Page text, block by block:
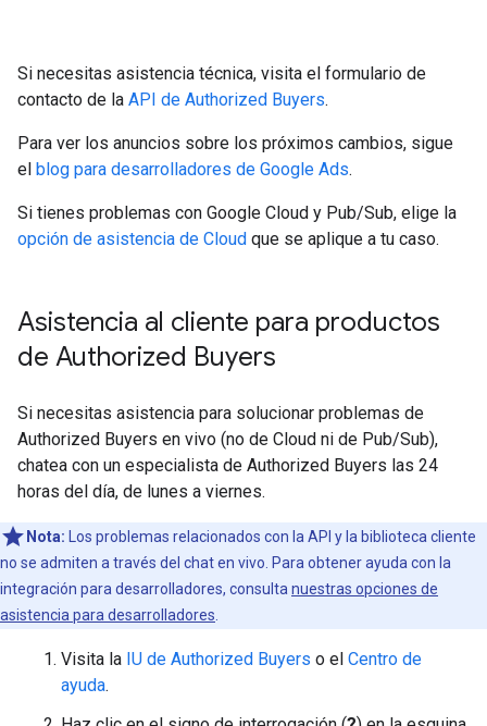
Si necesitas asistencia técnica, visita el formulario de
contacto de la API de Authorized Buyers.
Para ver los anuncios sobre los próximos cambios, sigue
el blog para desarrolladores de Google Ads.
Si tienes problemas con Google Cloud y Pub/Sub, elige la
opción de asistencia de Cloud que se aplique a tu caso.
Asistencia al cliente para productos
de Authorized Buyers
Si necesitas asistencia para solucionar problemas de
Authorized Buyers en vivo (no de Cloud ni de Pub/Sub),
chatea con un especialista de Authorized Buyers las 24
horas del día, de lunes a viernes.
Nota: Los problemas relacionados con la API y la biblioteca cliente
no se admiten a través del chat en vivo. Para obtener ayuda con la
integración para desarrolladores, consulta nuestras opciones de
asistencia para desarrolladores
Visita la IU de Authorized Buyers o el Centro de
ayuda.